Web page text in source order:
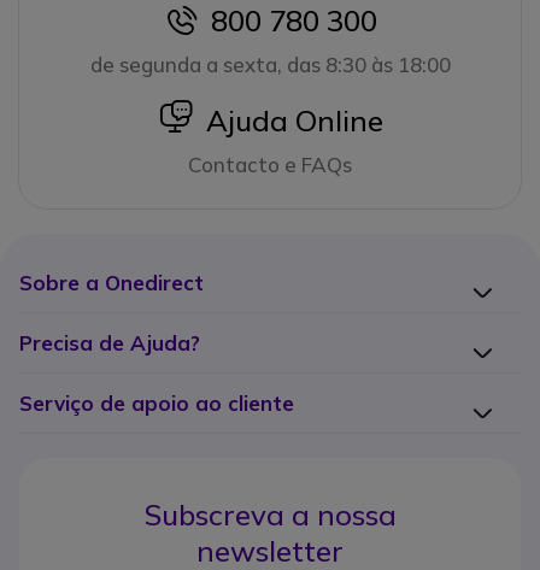
icon
800 780 300
de segunda a sexta, das 8:30 às 18:00
icon
Ajuda Online
Contacto e FAQs
Sobre a Onedirect
Precisa de Ajuda?
Serviço de apoio ao cliente
Subscreva a nossa
newsletter